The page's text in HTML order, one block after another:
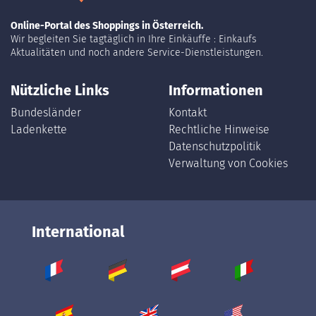
Online-Portal des Shoppings in Österreich.
Wir begleiten Sie tagtäglich in Ihre Einkäuffe : Einkaufs
Aktualitäten und noch andere Service-Dienstleistungen.
Nützliche Links
Bundesländer
Ladenkette
Informationen
Kontakt
Rechtliche Hinweise
Datenschutzpolitik
Verwaltung von Cookies
International